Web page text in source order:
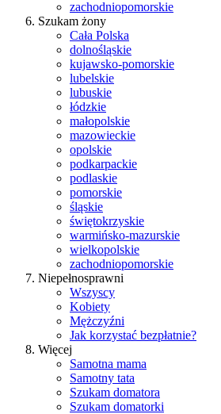
zachodniopomorskie
Szukam żony
Cała Polska
dolnośląskie
kujawsko-pomorskie
lubelskie
lubuskie
łódzkie
małopolskie
mazowieckie
opolskie
podkarpackie
podlaskie
pomorskie
śląskie
świętokrzyskie
warmińsko-mazurskie
wielkopolskie
zachodniopomorskie
Niepełnosprawni
Wszyscy
Kobiety
Mężczyźni
Jak korzystać bezpłatnie?
Więcej
Samotna mama
Samotny tata
Szukam domatora
Szukam domatorki